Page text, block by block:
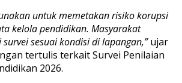
untuk memetakan risiko korupsi
kelola pendidikan. Masyarakat
sesuai kondisi di lapangan,”ujar
tertulis terkait Survei Penilaian
2026.